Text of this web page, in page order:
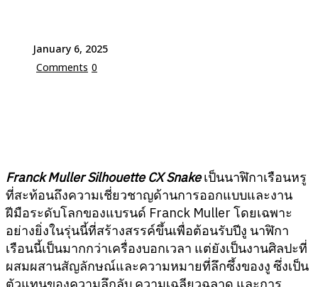
January 6, 2025
Comments 0
Franck Muller Silhouette CX Snakeเป็นนาฬิกาเรือนหรู
ที่สะท้อนถึงความเชี่ยวชาญด้านการออกแบบและงาน
ฝีมือระดับโลกของแบรนด์ Franck Muller โดยเฉพาะ
อย่างยิ่งในรุ่นนี้ที่สร้างสรรค์ขึ้นเพื่อต้อนรับปีงู นาฬิกา
เรือนนี้เป็นมากกว่าเครื่องบอกเวลา แต่ยังเป็นงานศิลปะที่
ผสมผสานสัญลักษณ์และความหมายที่ลึกซึ้งของงู ซึ่งเป็น